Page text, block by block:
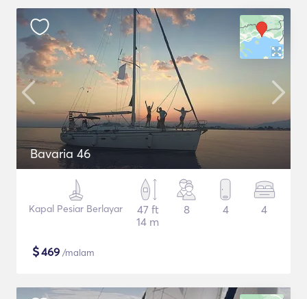
Bavaria 46
Kapal Pesiar Berlayar
47 ft
14 m
8 4 4
$469 /malam